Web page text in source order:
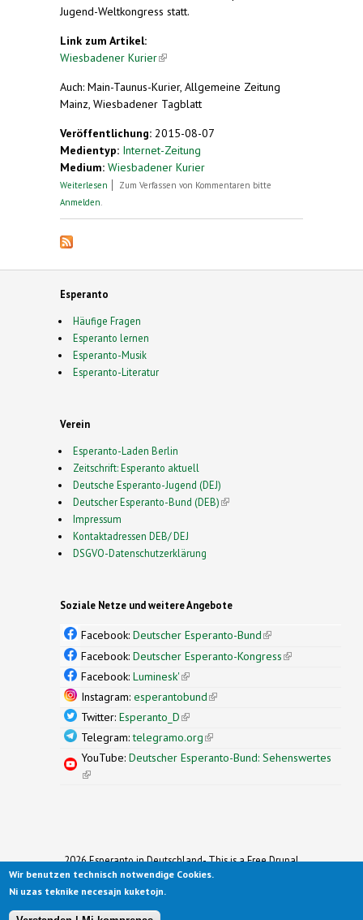
Jugend-Weltkongress statt.
Link zum Artikel:
Wiesbadener Kurier(link is external)
Auch: Main-Taunus-Kurier, Allgemeine Zeitung
Mainz, Wiesbadener Tagblatt
Veröffentlichung: 2015-08-07
Medientyp: Internet-Zeitung
Medium: Wiesbadener Kurier
Weiterlesen über Esperanto in Wiesbaden: Jugend-
Zum Verfassen von Kommentaren bitte
Anmelden
Esperanto
Häufige Fragen
Esperanto lernen
Esperanto-Musik
Esperanto-Literatur
Verein
Esperanto-Laden Berlin
Zeitschrift: Esperanto aktuell
Deutsche Esperanto-Jugend (DEJ)
Deutscher Esperanto-Bund (DEB)(link is external)
Impressum
Kontaktadressen DEB/ DEJ
DSGVO-Datenschutzerklärung
Soziale Netze und weitere Angebote
Facebook: Deutscher Esperanto-Bund(link is
external)
Facebook: Deutscher Esperanto-Kongress(link is
Facebook: Luminesk'(link is external)
Instagram: esperantobund(link is external)
Twitter: Esperanto_D(link is external)
Telegram:telegramo.org(link is external)
YouTube: Deutscher Esperanto-Bund: Sehenswertes
(link is external)
2026 Esperanto in Deutschland- This is a Free Drupal
Theme
Ported to Drupal for the Open Source Community by
Wir benutzen technisch notwendige Cookies.
Ni uzas teknike necesajn kuketojn.